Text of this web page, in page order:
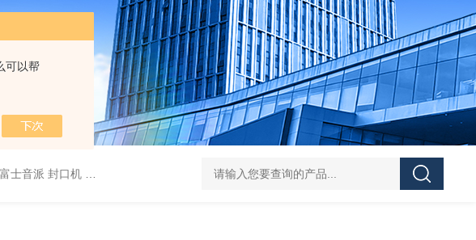
可以帮
音派 封口机 P-200 FUJ川IIMPULSE 富士音派 封口机 FA-600-5 FUJIIMPULSE富士音派